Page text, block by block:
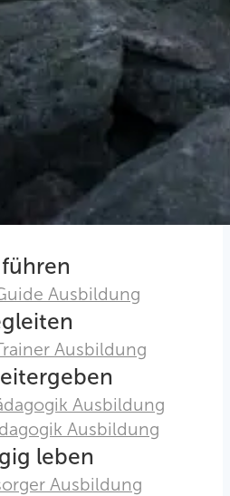
Ausbildung
Ausbildung
Ausbildung
Ausbildung
leben
Ausbildung